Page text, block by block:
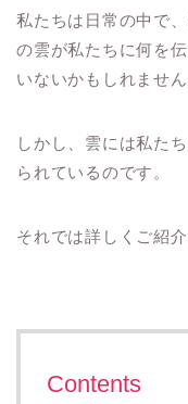
私たちは日常の中で
の雲が私たちに何を
いないかもしれません
しかし、雲には私た
られているのです。
それでは詳しくご紹
Contents